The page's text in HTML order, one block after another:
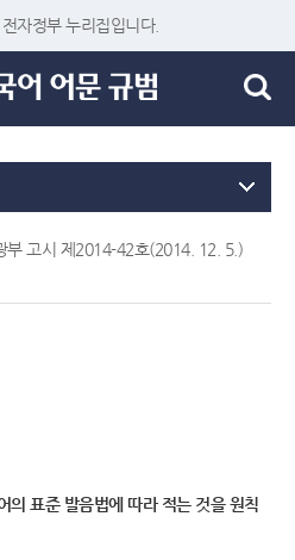
자정부 누리집입니다.
부 고시 제2014-42호(2014. 12. 5.)
의 표준 발음법에 따라 적는 것을 원칙